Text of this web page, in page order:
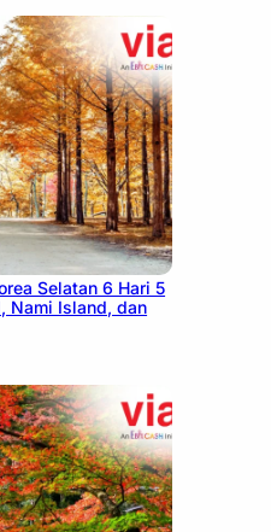
Selatan 6 Hari 5
Nami Island, dan